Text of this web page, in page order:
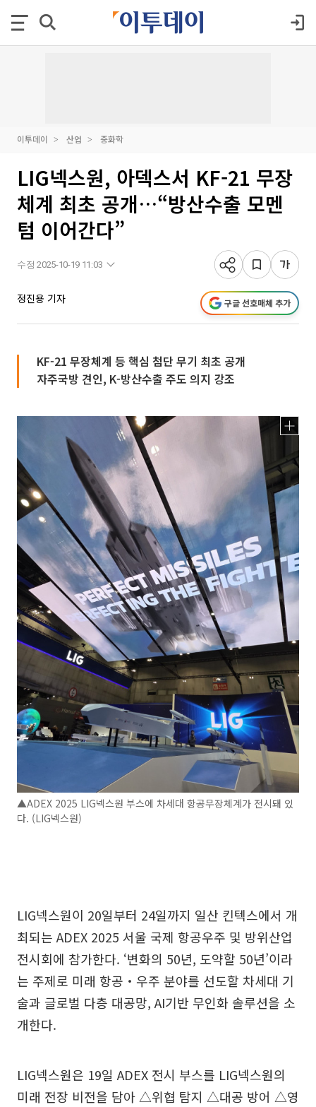
이투데이 산업 중화학
LIG넥스원, 아덱스서 KF-21 무장
체계 최초 공개…“방산수출 모멘
텀 이어간다”
수정 2025-10-19 11:03
정진용 기자 구글 선호매체 추가
KF-21 무장체계 등 핵심 첨단 무기 최초 공개
자주국방 견인, K-방산수출 주도 의지 강조
▲ADEX 2025 LIG넥스원 부스에 차세대 항공무장체계가 전시돼 있
다. (LIG넥스원)
LIG넥스원이 20일부터 24일까지 일산 킨텍스에서 개
최되는 ADEX 2025 서울 국제 항공우주 및 방위산업
전시회에 참가한다. ‘변화의 50년, 도약할 50년’이라
는 주제로 미래 항공‧우주 분야를 선도할 차세대 기
술과 글로벌 다층 대공망, AI기반 무인화 솔루션을 소
개한다.
LIG넥스원은 19일 ADEX 전시 부스를 LIG넥스원의
미래 전장 비전을 담아 △위협 탐지 △대공 방어 △영